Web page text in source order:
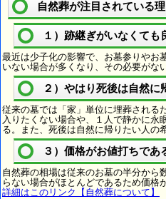
自然葬が注目されている
１）跡継ぎがいなくても
最近は少子化の影響で、お墓参りやお
いない場合が多くなり、その必要がな
２）やはり死後は自然に
従来の墓では「家」単位に埋葬される
入りたくない場合や、１人で静かに永
る。また、死後は自然に帰りたい人の
３）価格がお値打ちであ
自然葬の相場は従来のお墓の半分から
らない場合がほとんどであるため価格
詳細はこのリンク【自然葬について】